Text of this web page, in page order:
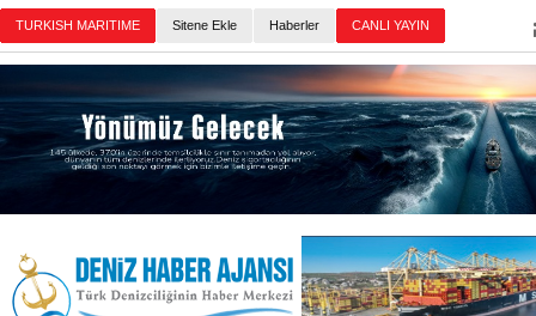
TURKISH MARITIME Sitene Ekle Haberler CANLI YAYIN
Deniz